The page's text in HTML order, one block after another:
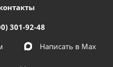
301-92-48
Написать в Мах